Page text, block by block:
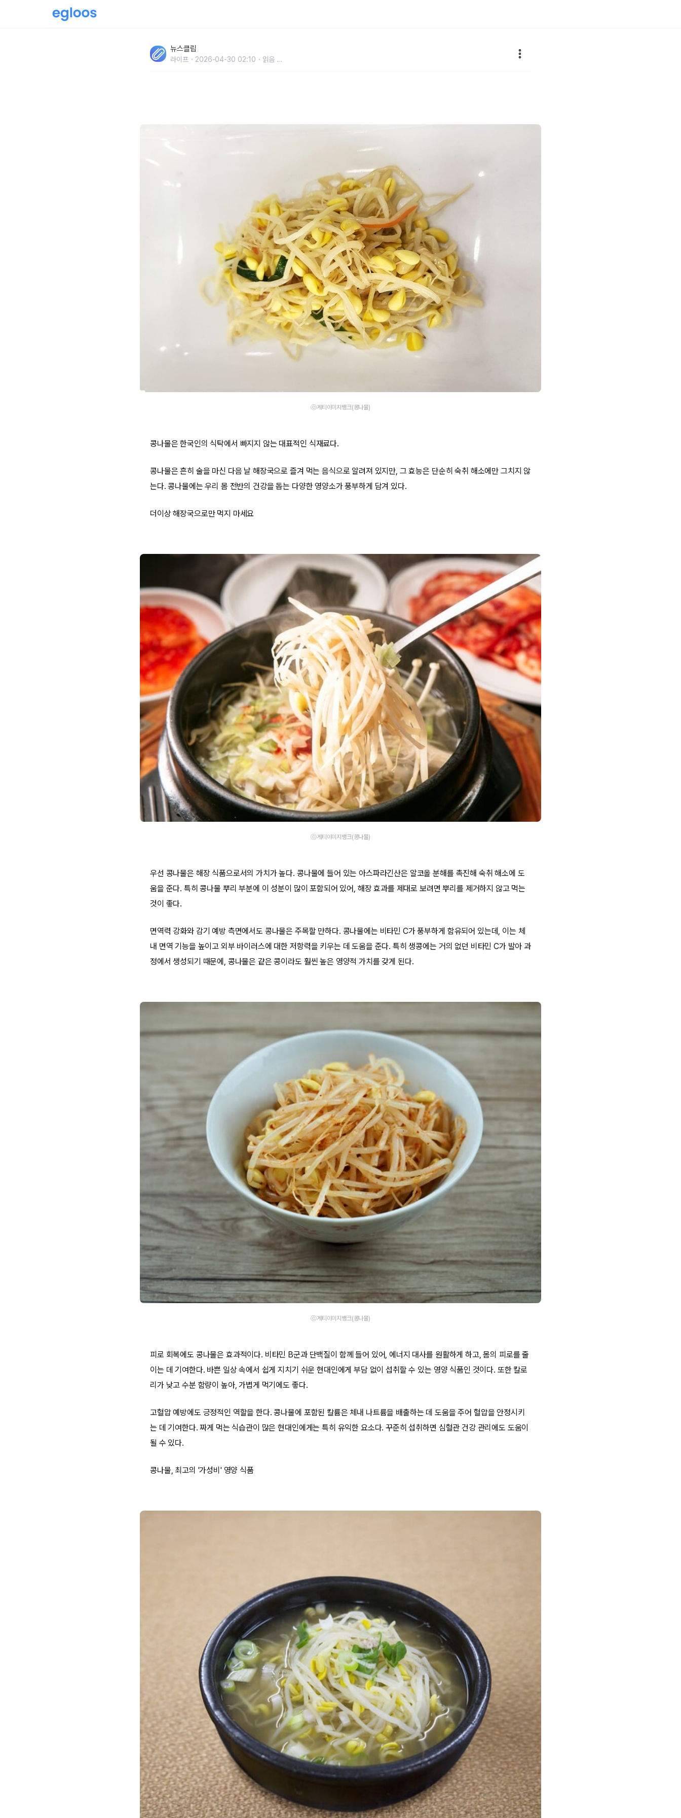
뉴스클립
라이프 2026-04-30 02:10 읽음 ...
ⓒ게티이미지뱅크(콩나물)
콩나물은 한국인의 식탁에서 빠지지 않는 대표적인 식재료다.
콩나물은 흔히 술을 마신 다음 날 해장국으로 즐겨 먹는 음식으로 알려져 있지만, 그 효능은 단순히 숙취 해소에만 그치지 않
는다. 콩나물에는 우리 몸 전반의 건강을 돕는 다양한 영양소가 풍부하게 담겨 있다.
더이상 해장국으로만 먹지 마세요
ⓒ게티이미지뱅크(콩나물)
우선 콩나물은 해장 식품으로서의 가치가 높다. 콩나물에 들어 있는 아스파라긴산은 알코올 분해를 촉진해 숙취 해소에 도
움을 준다. 특히 콩나물 뿌리 부분에 이 성분이 많이 포함되어 있어, 해장 효과를 제대로 보려면 뿌리를 제거하지 않고 먹는
것이 좋다.
면역력 강화와 감기 예방 측면에서도 콩나물은 주목할 만하다. 콩나물에는 비타민 C가 풍부하게 함유되어 있는데, 이는 체
내 면역 기능을 높이고 외부 바이러스에 대한 저항력을 키우는 데 도움을 준다. 특히 생콩에는 거의 없던 비타민 C가 발아 과
정에서 생성되기 때문에, 콩나물은 같은 콩이라도 훨씬 높은 영양적 가치를 갖게 된다.
ⓒ게티이미지뱅크(콩나물)
피로 회복에도 콩나물은 효과적이다. 비타민 B군과 단백질이 함께 들어 있어, 에너지 대사를 원활하게 하고, 몸의 피로를 줄
이는 데 기여한다. 바쁜 일상 속에서 쉽게 지치기 쉬운 현대인에게 부담 없이 섭취할 수 있는 영양 식품인 것이다. 또한 칼로
리가 낮고 수분 함량이 높아, 가볍게 먹기에도 좋다.
고혈압 예방에도 긍정적인 역할을 한다. 콩나물에 포함된 칼륨은 체내 나트륨을 배출하는 데 도움을 주어 혈압을 안정시키
는 데 기여한다. 짜게 먹는 식습관이 많은 현대인에게는 특히 유익한 요소다. 꾸준히 섭취하면 심혈관 건강 관리에도 도움이
될 수 있다.
콩나물, 최고의 '가성비' 영양 식품